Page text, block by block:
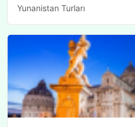
Yunanistan Turları